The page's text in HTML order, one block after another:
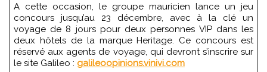
A cette occasion, le groupe mauricien lance un jeu
concours jusqu’au 23 décembre, avec à la clé un
voyage de 8 jours pour deux personnes VIP dans les
deux hôtels de la marque Heritage. Ce concours est
réservé aux agents de voyage, qui devront s’inscrire sur
le site Galileo : galileoopinions.vinivi.com